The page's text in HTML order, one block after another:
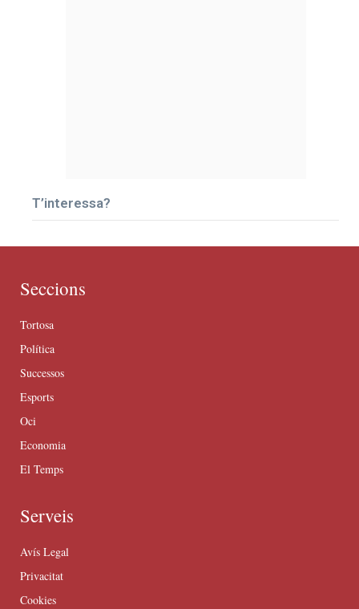
T’interessa?
Seccions
Tortosa
Política
Successos
Esports
Oci
Economia
El Temps
Serveis
Avís Legal
Privacitat
Cookies